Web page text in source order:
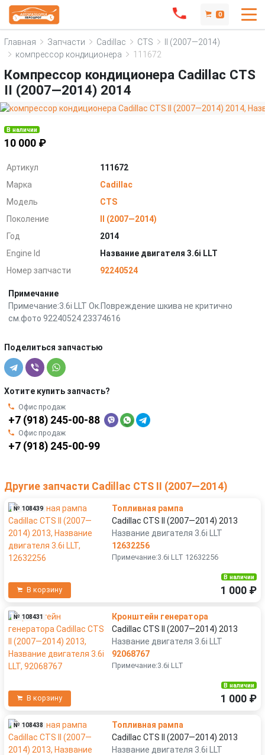
0
Главная Запчасти Cadillac CTS
II (2007—2014)
компрессор кондиционера
111672
Компрессор кондиционера Cadillac CTS
II (2007—2014) 2014
В наличии
10 000 ₽
Артикул
111672
Марка
Cadillac
Модель
CTS
Поколение
II (2007—2014)
Год
2014
Engine Id
Название двигателя 3.6i LLT
Номер запчасти
92240524
Примечание
Примечание:3.6i LLT Ок.Повреждение шкива не критично
см.фото 92240524 23374616
Поделиться запчастью
Хотите купить запчасть?
Офис продаж
+7 (918) 245-00-88
Офис продаж
+7 (918) 245-00-99
Другие запчасти Cadillac CTS II (2007—2014)
№ 108439
Топливная рампа
Cadillac CTS II (2007—2014) 2013
Название двигателя 3.6i LLT
12632256
Примечание:3.6i LLT 12632256
В корзину
В наличии
1 000 ₽
№ 108431
Кронштейн генератора
Cadillac CTS II (2007—2014) 2013
Название двигателя 3.6i LLT
92068767
Примечание:3.6i LLT
В корзину
В наличии
1 000 ₽
№ 108438
Топливная рампа
Cadillac CTS II (2007—2014) 2013
Название двигателя 3.6i LLT